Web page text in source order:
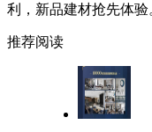
利，新品建材抢先体验
推荐阅读